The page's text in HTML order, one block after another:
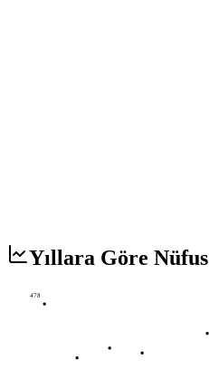
Yıllara Göre Nüfus
478